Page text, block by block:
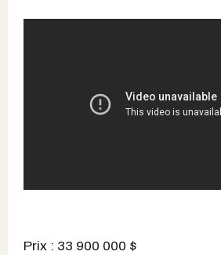
Prix : 33 900 000 $